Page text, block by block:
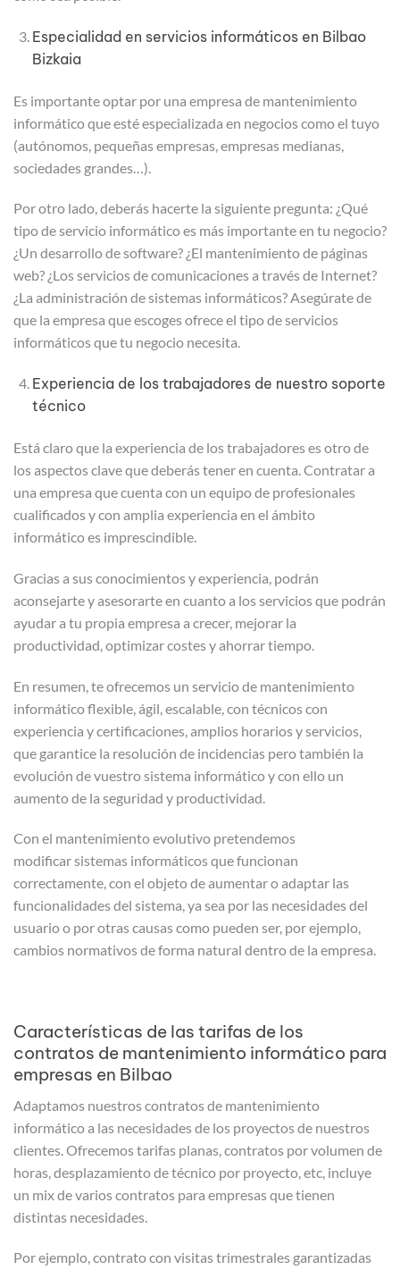
Especialidad en servicios informáticos en Bilbao
Bizkaia
Es importante optar por una empresa de mantenimiento
informático que esté especializada en negocios como el tuyo
(autónomos, pequeñas empresas, empresas medianas,
sociedades grandes…).
Por otro lado, deberás hacerte la siguiente pregunta: ¿Qué
tipo de servicio informático es más importante en tu negocio?
¿Un desarrollo de software? ¿El mantenimiento de páginas
web? ¿Los servicios de comunicaciones a través de Internet?
¿La administración de sistemas informáticos? Asegúrate de
que la empresa que escoges ofrece el tipo de servicios
informáticos que tu negocio necesita.
Experiencia de los trabajadores de nuestro soporte
técnico
Está claro que la experiencia de los trabajadores es otro de
los aspectos clave que deberás tener en cuenta. Contratar a
una empresa que cuenta con un equipo de profesionales
cualificados y con amplia experiencia en el ámbito
informático es imprescindible.
Gracias a sus conocimientos y experiencia, podrán
aconsejarte y asesorarte en cuanto a los servicios que podrán
ayudar a tu propia empresa a crecer, mejorar la
productividad, optimizar costes y ahorrar tiempo.
En resumen, te ofrecemos un servicio de mantenimiento
informático flexible, ágil, escalable, con técnicos con
experiencia y certificaciones, amplios horarios y servicios,
que garantice la resolución de incidencias pero también la
evolución de vuestro sistema informático y con ello un
aumento de la seguridad y productividad.
Con el mantenimiento evolutivo pretendemos
modificar sistemas informáticos que funcionan
correctamente, con el objeto de aumentar o adaptar las
funcionalidades del sistema, ya sea por las necesidades del
usuario o por otras causas como pueden ser, por ejemplo,
cambios normativos de forma natural dentro de la empresa.
Características de las tarifas de los
contratos de mantenimiento informático para
empresas en Bilbao
Adaptamos nuestros contratos de mantenimiento
informático a las necesidades de los proyectos de nuestros
clientes. Ofrecemos tarifas planas, contratos por volumen de
horas, desplazamiento de técnico por proyecto, etc, incluye
un mix de varios contratos para empresas que tienen
distintas necesidades.
Por ejemplo, contrato con visitas trimestrales garantizadas